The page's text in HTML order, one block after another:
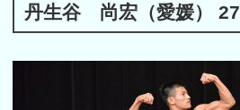
丹生谷 尚宏（愛媛） 27